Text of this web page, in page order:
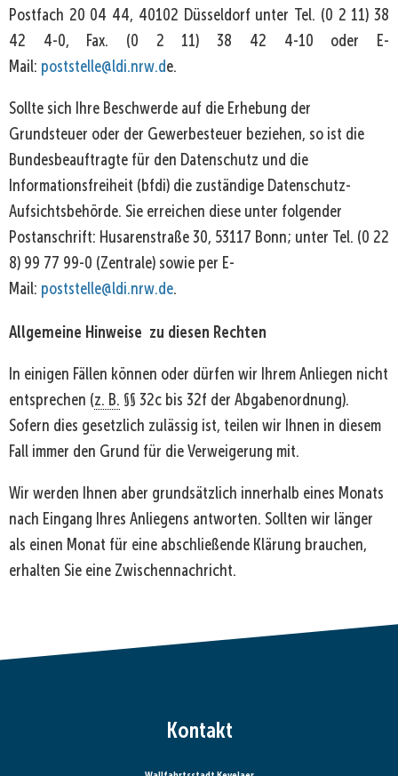
Postfach 20 04 44, 40102 Düsseldorf unter Tel. (0 2 11) 38
42 4-0, Fax. (0 2 11) 38 42 4-10 oder E-
Mail: poststelle@ldi.nrw.de.
Sollte sich Ihre Beschwerde auf die Erhebung der
Grundsteuer oder der Gewerbesteuer beziehen, so ist die
Bundesbeauftragte für den Datenschutz und die
Informationsfreiheit (bfdi) die zuständige Datenschutz-
Aufsichtsbehörde. Sie erreichen diese unter folgender
Postanschrift: Husarenstraße 30, 53117 Bonn; unter Tel. (0 22
8) 99 77 99-0 (Zentrale) sowie per E-
Mail: poststelle@ldi.nrw.de.
Allgemeine Hinweise zu diesen Rechten
In einigen Fällen können oder dürfen wir Ihrem Anliegen nicht
entsprechen (z. B. §§ 32c bis 32f der Abgabenordnung).
Sofern dies gesetzlich zulässig ist, teilen wir Ihnen in diesem
Fall immer den Grund für die Verweigerung mit.
Wir werden Ihnen aber grundsätzlich innerhalb eines Monats
nach Eingang Ihres Anliegens antworten. Sollten wir länger
als einen Monat für eine abschließende Klärung brauchen,
erhalten Sie eine Zwischennachricht.
Kontakt